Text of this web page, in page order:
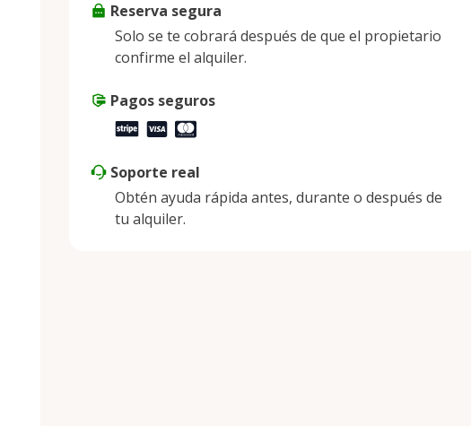
Jueves
8:00 a. m. - 8:00 p. m.
Domingo
Reserva segura
Solo se te cobrará después de que el propietario
confirme el alquiler.
Pagos seguros
Soporte real
Obtén ayuda rápida antes, durante o después de
tu alquiler.